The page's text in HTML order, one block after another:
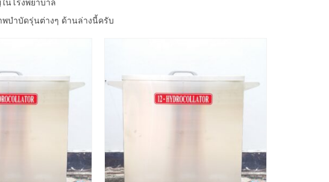
บำบัดรุ่นต่างๆ ด้านล่างนี้ครับ